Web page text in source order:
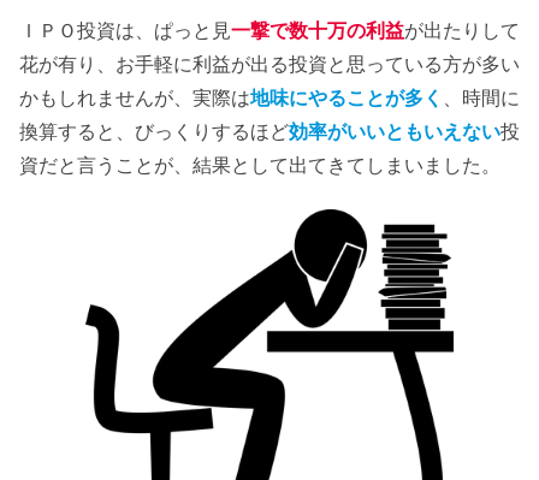
ＩＰＯ投資は、ぱっと見一撃で数十万の利益が出たりして
花が有り、お手軽に利益が出る投資と思っている方が多い
かもしれませんが、実際は地味にやることが多く
、時間に
換算すると、びっくりするほど効率がいいともいえない投
資だと言うことが、結果として出てきてしまいました。